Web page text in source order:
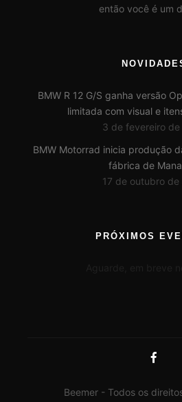
então você é um
BMW R 12 G/S ganha versão
limitada com visual e
3 de fevereiro
BMW Motorrad inicia produção
fábrica de
17 de outubro de
PRÓXIMOS
Beemer - Todos os